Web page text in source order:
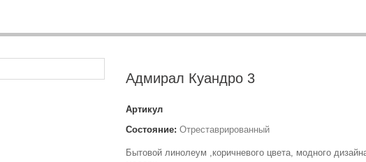
Адмирал Куандро 3
Артикул
Состояние: Отреставрированный
Бытовой линолеум ,коричневого цвета, модного